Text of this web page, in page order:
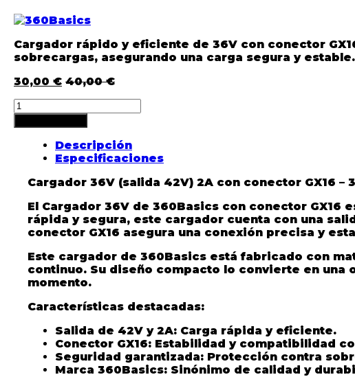
Cargador rápido y eficiente de 36V con conector
sobrecargas, asegurando una carga segura y estable.
30,00 € 40,00€
Descripción
Especificaciones
Cargador 36V (salida 42V) 2A con conector GX16 –
El Cargador 36V de 360Basics con conector GX16
rápida y segura, este cargador cuenta con una
conector GX16 asegura una conexión precisa y
Este cargador de 360Basics está fabricado con
continuo. Su diseño compacto lo convierte en
momento.
Características destacadas:
Salida de 42V y 2A: Carga rápida y eficiente.
Conector GX16: Estabilidad y compatibilidad
Seguridad garantizada: Protección contra
Marca 360Basics: Sinónimo de calidad y